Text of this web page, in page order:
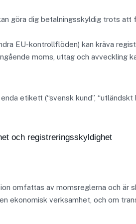
göra dig betalningsskyldig trots att
EU-kontrollflöden) kan kräva
moms, uttag och avveckling
etikett (“svensk kund”, “utländskt
och registreringsskyldighet
omfattas av momsreglerna och är
ekonomisk verksamhet, och om